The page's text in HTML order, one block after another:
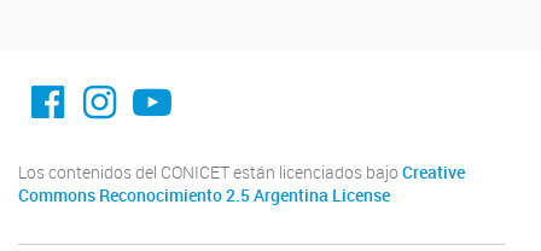
facebook imit.conicet
imit.conicet
Youtube
Los contenidos del CONICET están licenciados bajo Creative
Commons Reconocimiento 2.5 Argentina License